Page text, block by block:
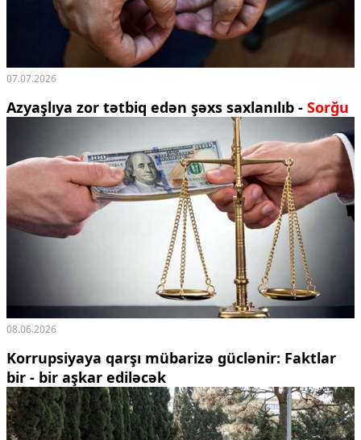
07.07.2026
Azyaşlıya zor tətbiq edən şəxs saxlanılıb - Sorğu
08.06.2026
Korrupsiyaya qarşı mübarizə güclənir: Faktlar
bir - bir aşkar ediləcək